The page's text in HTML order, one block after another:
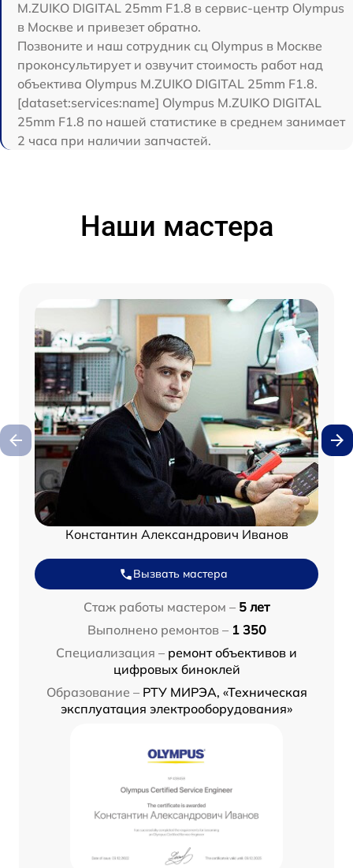
M.ZUIKO DIGITAL 25mm F1.8 в сервис-центр Olympus
в Москве и привезет обратно.
Позвоните и наш сотрудник сц Olympus в Москве
проконсультирует и озвучит стоимость работ над
объектива Olympus M.ZUIKO DIGITAL 25mm F1.8.
[dataset:services:name] Olympus M.ZUIKO DIGITAL
25mm F1.8 по нашей статистике в среднем занимает
2 часа при наличии запчастей.
Наши мастера
Константин Александрович Иванов
Вызвать мастера
Стаж работы мастером – 5 лет
Выполнено ремонтов – 1 350
Специализация – ремонт объективов и
цифровых биноклей
Образование – РТУ МИРЭА, «Техническая
эксплуатация электрооборудования»